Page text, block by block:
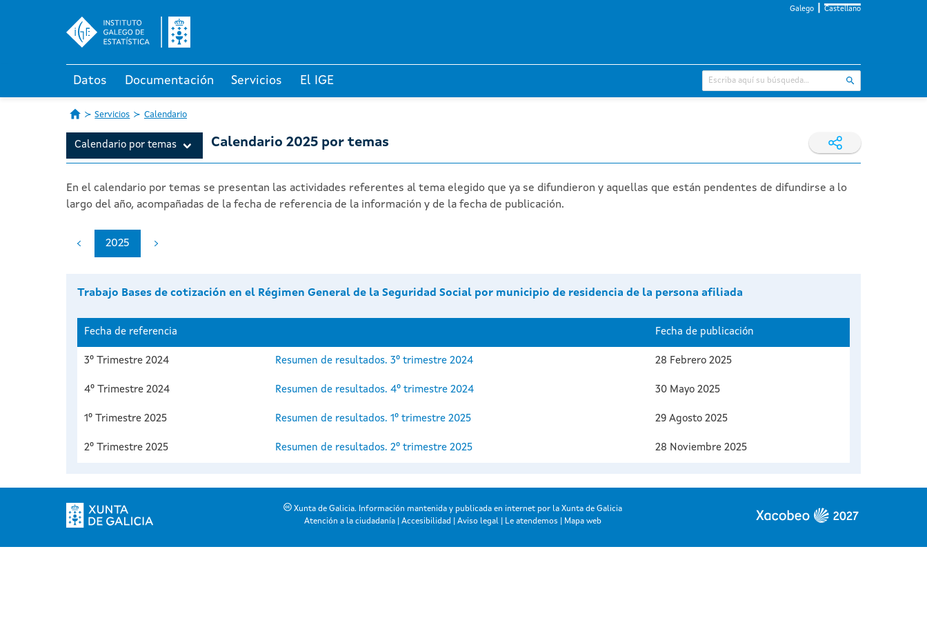
Galego Castellano
Datos Documentación Servicios El IGE
Servicios Calendario
Calendario por temas Calendario 2025 por temas
En el calendario por temas se presentan las actividades referentes al tema elegido que ya se difundieron y aquellas que están pendentes de difundirse a lo
largo del año, acompañadas de la fecha de referencia de la información y de la fecha de publicación.
2025
Trabajo Bases de cotización en el Régimen General de la Seguridad Social por municipio de residencia de la persona afiliada
Fecha de referencia Fecha de publicación
3º Trimestre 2024 Resumen de resultados. 3º trimestre 2024 28 Febrero 2025
4º Trimestre 2024 Resumen de resultados. 4º trimestre 2024 30 Mayo 2025
1º Trimestre 2025 Resumen de resultados. 1º trimestre 2025 29 Agosto 2025
2º Trimestre 2025 Resumen de resultados. 2º trimestre 2025 28 Noviembre 2025
Xunta de Galicia. Información mantenida y publicada en internet por la Xunta de Galicia
Atención a la ciudadanía| Accesibilidad Aviso legal| Le atendemos Mapa web